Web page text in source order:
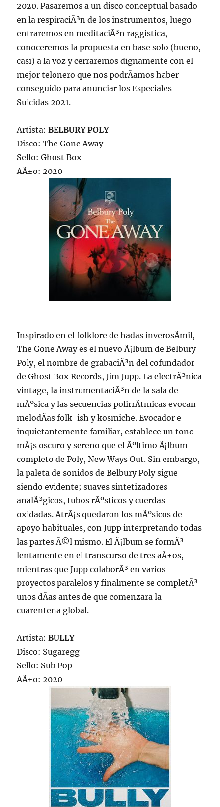
2020. Pasaremos a un disco conceptual basado
en la respiraciÃ³n de los instrumentos, luego
entraremos en meditaciÃ³n raggistica,
conoceremos la propuesta en base solo (bueno,
casi) a la voz y cerraremos dignamente con el
mejor telonero que nos podrÃ­amos haber
conseguido para anunciar los Especiales
Suicidas 2021.
Artista:BELBURY POLY
Disco: The Gone Away
Sello: Ghost Box
AÃ±o: 2020
Inspirado en el folklore de hadas inverosÃ­mil,
The Gone Away es el nuevo Ã¡lbum de Belbury
Poly, el nombre de grabaciÃ³n del cofundador
de Ghost Box Records, Jim Jupp. La electrÃ³nica
vintage, la instrumentaciÃ³n de la sala de
mÃºsica y las secuencias polirrÃ­tmicas evocan
melodÃ­as folk-ish y kosmiche. Evocador e
inquietantemente familiar, establece un tono
mÃ¡s oscuro y sereno que el Ãºltimo Ã¡lbum
completo de Poly, New Ways Out. Sin embargo,
la paleta de sonidos de Belbury Poly sigue
siendo evidente; suaves sintetizadores
analÃ³gicos, tubos rÃºsticos y cuerdas
oxidadas. AtrÃ¡s quedaron los mÃºsicos de
apoyo habituales, con Jupp interpretando todas
las partes Ã©l mismo. El Ã¡lbum se formÃ³
lentamente en el transcurso de tres aÃ±os,
mientras que Jupp colaborÃ³ en varios
proyectos paralelos y finalmente se completÃ³
unos dÃ­as antes de que comenzara la
cuarentena global.
Artista:BULLY
Disco: Sugaregg
Sello: Sub Pop
AÃ±o: 2020